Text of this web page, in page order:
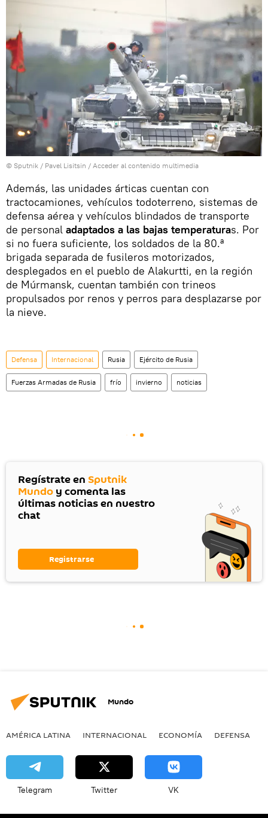
© Sputnik / Pavel Lisitsin / Acceder al contenido multimedia
Además, las unidades árticas cuentan con
tractocamiones, vehículos todoterreno, sistemas de
defensa aérea y vehículos blindados de transporte
de personal adaptados a las bajas temperaturas. Por
si no fuera suficiente, los soldados de la 80.ª
brigada separada de fusileros motorizados,
desplegados en el pueblo de Alakurtti, en la región
de Múrmansk, cuentan también con trineos
propulsados por renos y perros para desplazarse por
la nieve.
Defensa Internacional Rusia Ejército de Rusia
Fuerzas Armadas de Rusia frío invierno noticias
Regístrate en Sputnik
Mundo y comenta las
últimas noticias en nuestro
chat
Registrarse
Mundo
AMÉRICA LATINA INTERNACIONAL ECONOMÍA DEFENSA
Telegram Twitter VK